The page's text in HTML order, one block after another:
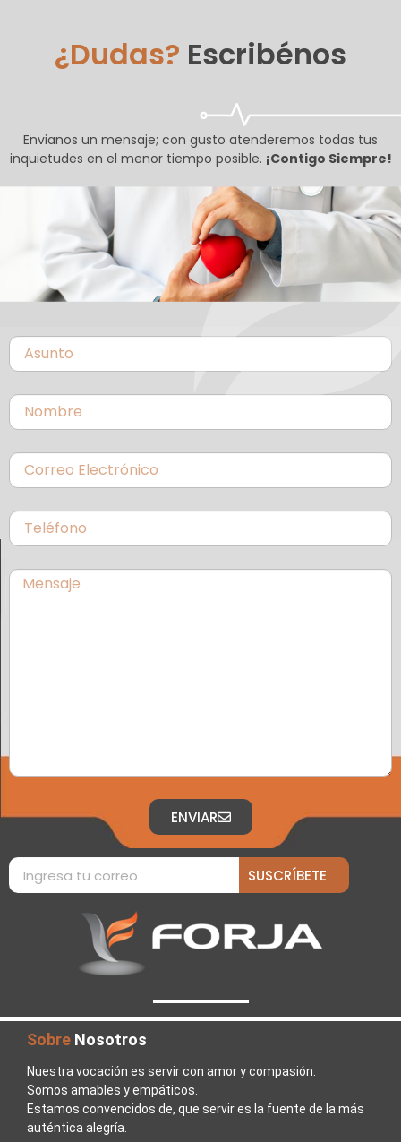
¿Dudas? Escribénos
Envianos un mensaje; con gusto atenderemos todas tus
inquietudes en el menor tiempo posible. ¡Contigo Siempre!
ENVIAR
SUSCRÍBETE
Sobre Nosotros
Nuestra vocación es servir con amor y compasión.
Somos amables y empáticos.
Estamos convencidos de, que servir es la fuente de la más
auténtica alegría.